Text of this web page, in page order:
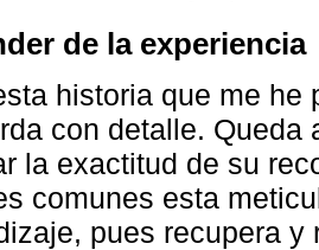
de la experiencia
historia que me he
con detalle.
la exactitud de su
comunes esta
pues recupera y